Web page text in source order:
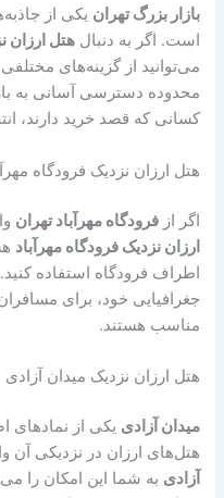
بازار بزرگ تهران یکی از
است. اگر به دنبالهتل ارزان
می‌توانید از گزینه‌های
محدوده دسترسی آسانی به
کسانی که قصد خرید دارند،
هتل ارزان نزدیک فرودگاه
اگر ازفرودگاه مهرآباد تهران
ارزان نزدیک فرودگاه مهرآباد
اطراف فرودگاه استفاده
جغرافیایی خود، برای مسافران
مناسب هستند.
هتل ارزان نزدیک میدان آزادی
میدان آزادی یکی از نمادهای
هتل‌های ارزان در نزدیکی آن
آزادی به شما این امکان را